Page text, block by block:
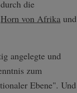
die
Horn von Afrika und
angelegte und
zum
Ebene". Und